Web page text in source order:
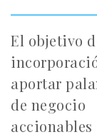
El objetivo
aportar
de negocio
accionables